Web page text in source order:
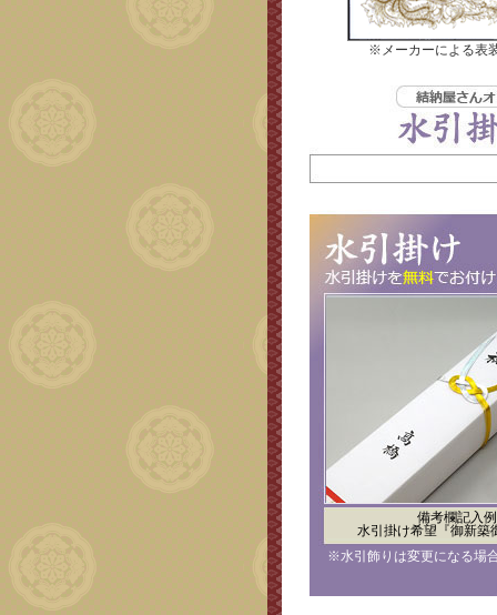
※メーカーによる表
備考欄記入
水引掛け希望『御新築
※水引飾りは変更になる場